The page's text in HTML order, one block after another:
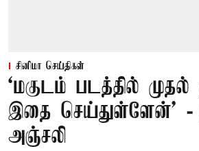
சினிமா செய்திகள்
‘மகுடம் படத்தில்
இதை செய்துள்ளேன்’ -
அஞ்சலி